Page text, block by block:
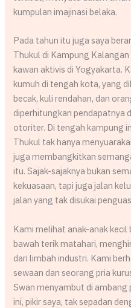
kumpulan imajinasi belaka.
Pada tahun itu juga saya
Thukul di Kampung
kawan aktivis di Yogyakarta.
kumuh di tengah kota, yang
becak, kuli rendahan, dan
diperhitungkan pendapatnya
otoriter. Di tengah kampung
Thukul tak hanya
juga membangkitkan
itu. Sajak-sajaknya bukan
kekuasaan, tapi juga jalan
jalan yang tak disukai
Kami melihat anak-anak
bawah terik matahari,
dari limbah industri. Kami
sewaan dan seorang pria
Swan menyambut di
ini, pikir saya, tak sepadan